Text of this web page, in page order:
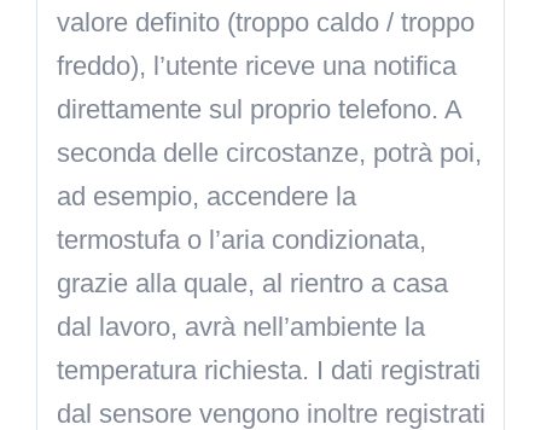
valore definito (troppo caldo / troppo
freddo), l’utente riceve una notifica
direttamente sul proprio telefono. A
seconda delle circostanze, potrà poi,
ad esempio, accendere la
termostufa o l’aria condizionata,
grazie alla quale, al rientro a casa
dal lavoro, avrà nell’ambiente la
temperatura richiesta. I dati registrati
dal sensore vengono inoltre registrati